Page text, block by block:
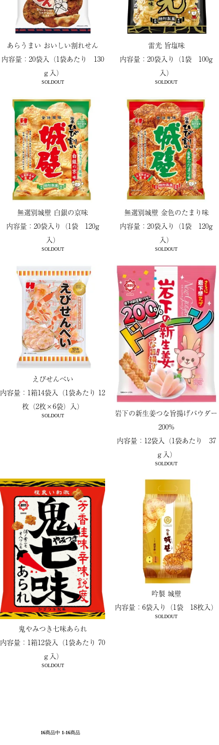
あらうまい おいしい割れせん
内容量：20袋入（1袋あたり 130
ｇ入）
SOLDOUT
雷光 旨塩味
内容量：20袋入り（1袋 100g
入）
SOLDOUT
無選別城壁 白銀の京味
内容量：20袋入り（1袋 120g
入）
SOLDOUT
無選別城壁 金色のたまり味
内容量：20袋入り（1袋 120g
入）
SOLDOUT
えびせんべい
内容量：1箱14袋入（1袋あたり 12
枚（2枚×6袋）入）
SOLDOUT
岩下の新生姜つな旨揚げパウダー
200%
内容量：12袋入（1袋あたり 37
ｇ入）
SOLDOUT
鬼やみつき七味あられ
内容量：1箱12袋入（1袋あたり 70
ｇ入）
SOLDOUT
吟製 城壁
内容量：6袋入り（1袋 18枚入）
SOLDOUT
16商品中 1-16商品